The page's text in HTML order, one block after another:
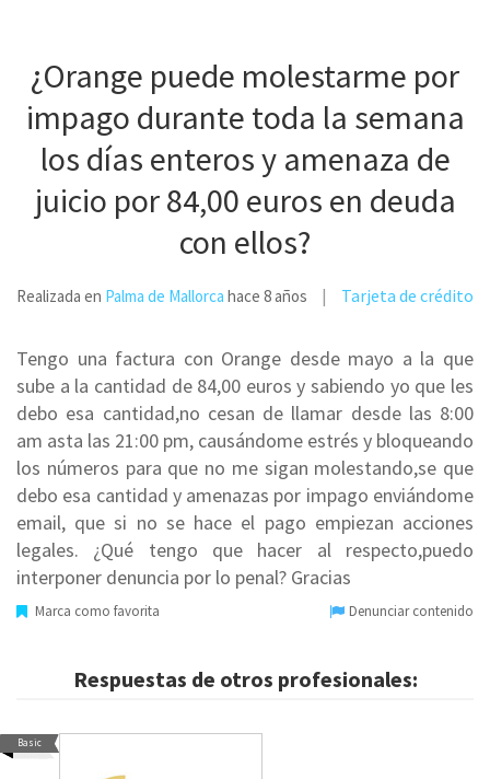
¿Orange puede molestarme por
impago durante toda la semana
los días enteros y amenaza de
juicio por 84,00 euros en deuda
con ellos?
Realizada en Palma de Mallorca hace 8 años Tarjeta de crédito
Tengo una factura con Orange desde mayo a la que
sube a la cantidad de 84,00 euros y sabiendo yo que les
debo esa cantidad,no cesan de llamar desde las 8:00
am asta las 21:00 pm, causándome estrés y bloqueando
los números para que no me sigan molestando,se que
debo esa cantidad y amenazas por impago enviándome
email, que si no se hace el pago empiezan acciones
legales. ¿Qué tengo que hacer al respecto,puedo
interponer denuncia por lo penal? Gracias
Marca como favorita Denunciar contenido
Respuestas de otros profesionales:
Basic